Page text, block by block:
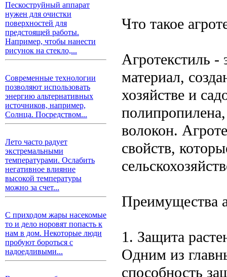
Пескоструйный аппарат
нужен для очистки
поверхностей для
предстоящей работы.
Например, чтобы нанести
рисунок на стекло,...
Современные технологии
позволяют использовать
энергию альтернативных
источников, например,
Солнца. Посредством...
Лето часто радует
экстремальными
температурами. Ослабить
негативное влияние
высокой температуры
можно за счет...
С приходом жары насекомые
то и дело норовят попасть к
нам в дом. Некоторые люди
пробуют бороться с
надоедливыми...
Что такое
Агротекстиль -
материал,
хозяйстве и
волокон.
свойств,
Преимущества
1. Защита
Одним из
способность